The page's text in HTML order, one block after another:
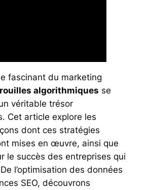
fascinant du marketing
algorithmiques se
véritable trésor
Cet article explore les
dont ces stratégies
mises en œuvre, ainsi que
le succès des entreprises qui
l’optimisation des données
SEO, découvrons